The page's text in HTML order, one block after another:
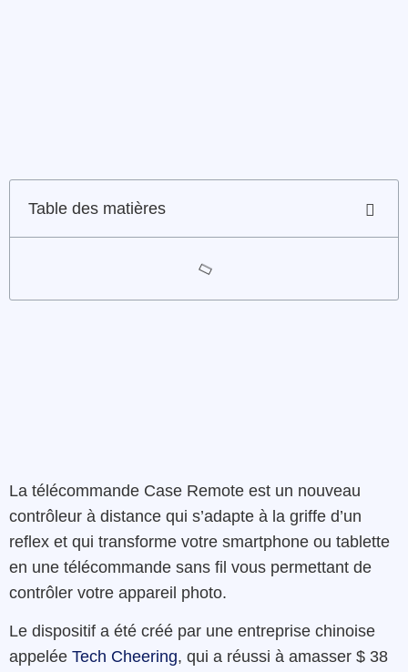
Table des matières
La télécommande Case Remote est un nouveau
contrôleur à distance qui s’adapte à la griffe d’un
reflex et qui transforme votre smartphone ou tablette
en une télécommande sans fil vous permettant de
contrôler votre appareil photo.
Le dispositif a été créé par une entreprise chinoise
appelée Tech Cheering, qui a réussi à amasser $ 38